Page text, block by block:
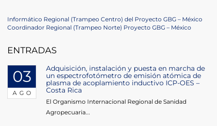
Navegación
entradas
Previous
Post
Informático Regional (Trampeo Centro) del Proyecto GBG – México
Next
Coordinador Regional (Trampeo Norte) Proyecto GBG – México
ENTRADAS
03
AGO
Adquisición, instalación y puesta en marcha de
un espectrofotómetro de emisión atómica de
plasma de acoplamiento inductivo ICP-OES –
Costa Rica
El Organismo Internacional Regional de Sanidad
Agropecuaria...